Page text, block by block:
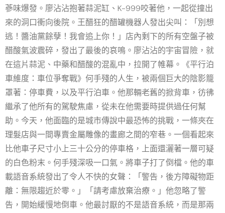
蔘味爆發。廖沾沾抱著蒜泥缸、K-999咬著他，一起從撞出
來的洞口衝向後院。王醋狂的醋罐機器人發出尖叫：「別想
逃！醬油黨餘孽！我會追上你！」店內剩下的所有空盤子被
醋酸氣波震碎，發出了最後的哀鳴。廖沾沾的宇宙冒險，就
在這片蒜泥、中藥和醋酸的混亂中，拉開了帷幕。《平行泊
車維度：車位爭奪戰》何手殘的人生，被兩個巨大的陰影籠
罩著：停車費，以及平行泊車。他那輛老舊的掀背車，彷彿
繼承了他所有的駕駛焦慮，從未在他需要時提供過任何幫
助。今天，他面臨的是城市傳說中最恐怖的挑戰，一條夾在
理髮店與一間專賣金屬雕像的畫廊之間的窄巷。一個看起來
比他車子尺寸小上三十公分的停車格，上面還灑著一層可疑
的白色粉末。何手殘深吸一口氣。將車子打了倒檔。他的車
載語音系統發出了令人不快的女聲：「警告，後方障礙物距
離：無限趨近於零。」「請考慮放棄治療。」他忽略了警
告，開始緩慢地倒車。他最討厭的不是語音系統，而是那兩